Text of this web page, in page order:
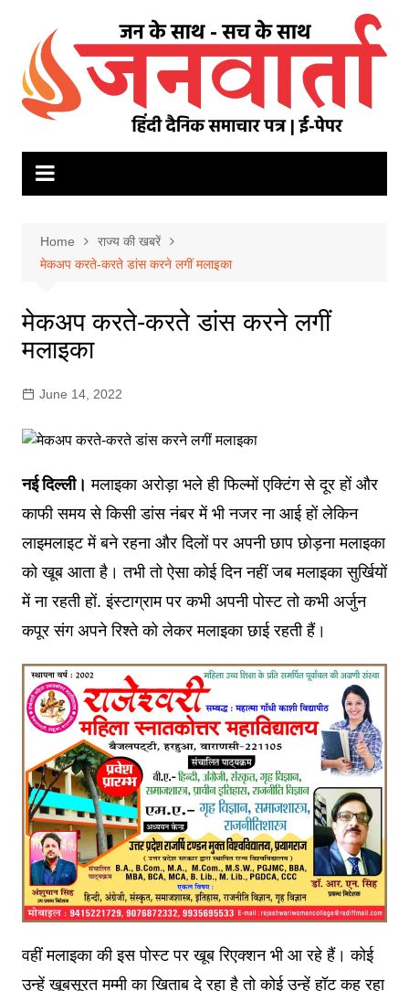
content
Home
राज्य की खबरें
मेकअप करते-करते डांस करने लगीं मलाइका
मेकअप करते-करते डांस करने लगीं
मलाइका
June 14, 2022
नई दिल्ली। मलाइका अरोड़ा भले ही फिल्मों एक्टिंग से दूर हों और
काफी समय से किसी डांस नंबर में भी नजर ना आई हों लेकिन
लाइमलाइट में बने रहना और दिलों पर अपनी छाप छोड़ना मलाइका
को खूब आता है। तभी तो ऐसा कोई दिन नहीं जब मलाइका सुर्खियों
में ना रहती हों. इंस्टाग्राम पर कभी अपनी पोस्ट तो कभी अर्जुन
कपूर संग अपने रिश्ते को लेकर मलाइका छाई रहती हैं।
वहीं मलाइका की इस पोस्ट पर खूब रिएक्शन भी आ रहे हैं। कोई
उन्हें खूबसूरत मम्मी का खिताब दे रहा है तो कोई उन्हें हॉट कह रहा